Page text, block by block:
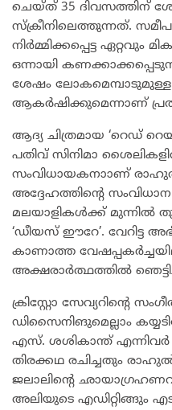
ചെയ്ത് 35 ദിവസത്തിന്
സ്‌ക്രീനിലെത്തുന്നത്.
നിർമ്മിക്കപ്പെട്ട ഏറ്റവും
ഒന്നായി
ശേഷം ലോകമെമ്പാടുമുള്ള
ആകർഷിക്കുമെന്നാണ്
ആദ്യ ചിത്രമായ ‘റെഡ്
പതിവ് സിനിമാ
സംവിധായകനാാണ്
അദ്ദേഹത്തിന്റെ
മലയാളികൾക്ക് മുന്നിൽ
‘ഡീയസ് ഈറേ’. വേറിട്ട
കാണാത്ത
അക്ഷരാർത്ഥത്തിൽ
ക്രിസ്റ്റോ സേവ്യറിന്റെ
ഡിസൈനിങുമെല്ലാം
എസ്. ശശികാന്ത് എന്നിവർ
തിരക്കഥ രചിച്ചതും
ജലാലിന്റെ
അലിയുടെ എഡിറ്റിങ്ങും